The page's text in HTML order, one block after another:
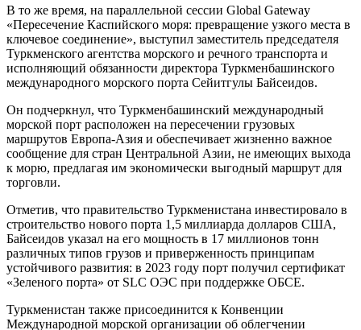
В то же время, на параллельной сессии Global Gateway
«Пересечение Каспийского моря: превращение узкого места в
ключевое соединение», выступил заместитель председателя
Туркменского агентства морского и речного транспорта и
исполняющий обязанности директора Туркменбашинского
международного морского порта Сейитгулы Байсеидов.
Он подчеркнул, что Туркменбашинский международный
морской порт расположен на пересечении грузовых
маршрутов Европа-Азия и обеспечивает жизненно важное
сообщение для стран Центральной Азии, не имеющих выхода
к морю, предлагая им экономически выгодный маршрут для
торговли.
Отметив, что правительство Туркменистана инвестировало в
строительство нового порта 1,5 миллиарда долларов США,
Байсеидов указал на его мощность в 17 миллионов тонн
различных типов грузов и приверженность принципам
устойчивого развития: в 2023 году порт получил сертификат
«Зеленого порта» от SLC ОЭС при поддержке ОБСЕ.
Туркменистан также присоединится к Конвенции
Международной морской организации об облегчении